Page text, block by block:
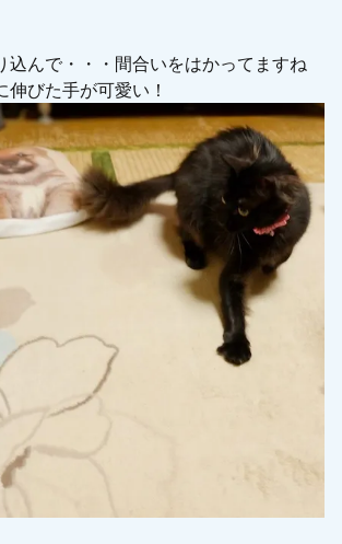
込んで・・・間合いをはかってますね
びた手が可愛い！